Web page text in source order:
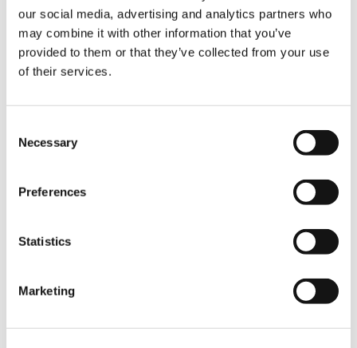
our social media, advertising and analytics partners who
may combine it with other information that you’ve
provided to them or that they’ve collected from your use
of their services.
Selection
Necessary
Preferences
Statistics
Marketing
Abstützträger
Zahnstange